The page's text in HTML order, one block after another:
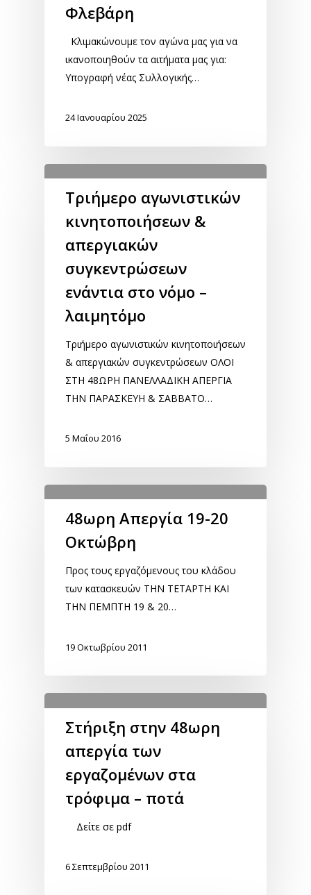
Φλεβάρη
Κλιμακώνουμε τον αγώνα μας για να
ικανοποιηθούν τα αιτήματα μας για:
Υπογραφή νέας Συλλογικής…
24 Ιανουαρίου 2025
Τριήμερο αγωνιστικών
κινητοποιήσεων &
απεργιακών
συγκεντρώσεων
ενάντια στο νόμο –
λαιμητόμο
Τριήμερο αγωνιστικών κινητοποιήσεων
& απεργιακών συγκεντρώσεων ΟΛΟΙ
ΣΤΗ 48ΩΡΗ ΠΑΝΕΛΛΑΔΙΚΗ ΑΠΕΡΓΙΑ
ΤΗΝ ΠΑΡΑΣΚΕΥΗ & ΣΑΒΒΑΤΟ…
5 Μαΐου 2016
48ωρη Απεργία 19-20
Οκτώβρη
Προς τους εργαζόμενους του κλάδου
των κατασκευών ΤΗΝ ΤΕΤΑΡΤΗ ΚΑΙ
ΤΗΝ ΠΕΜΠΤΗ 19 & 20…
19 Οκτωβρίου 2011
Στήριξη στην 48ωρη
απεργία των
εργαζομένων στα
τρόφιμα – ποτά
Δείτε σε pdf
6 Σεπτεμβρίου 2011